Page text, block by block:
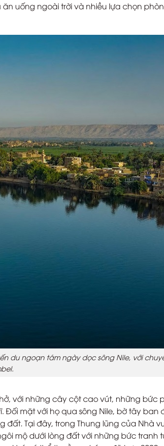
uống ngoài trời và nhiều lựa chọn
du ngoạn tám ngày dọc sông Nile, với
với những cây cột cao vút, những bức
mặt với họ qua sông Nile, bờ tây ban
Tại đây, trong Thung lũng của Nhà
mộ dưới lòng đất với những bức tranh